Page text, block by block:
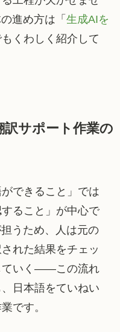
進め方は「 生成AIを
くわしく紹介して
サポート作業の
できること」では
ること」が中心で
うため、人は元の
れた結果をチェッ
ていく——この流れ
日本語をていねい
です。